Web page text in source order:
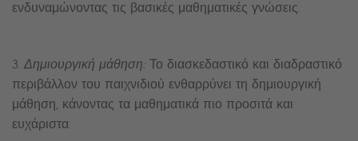
ενδυναμώνοντας τις βασικές μαθηματικές γνώσεις.
3. Δημιουργική μάθηση: Το διασκεδαστικό και διαδραστικό
περιβάλλον του παιχνιδιού ενθαρρύνει τη δημιουργική
μάθηση, κάνοντας τα μαθηματικά πιο προσιτά και
ευχάριστα.